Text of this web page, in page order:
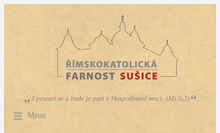
I postaví se a bude je pást v Hospodinově moci. (Mi 5,3)
Menu